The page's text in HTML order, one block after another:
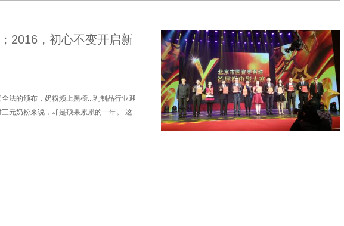
2016，初心不变开启新
法的颁布，奶粉频上黑榜...乳制品行业迎
元奶粉来说，却是硕果累累的一年。 这